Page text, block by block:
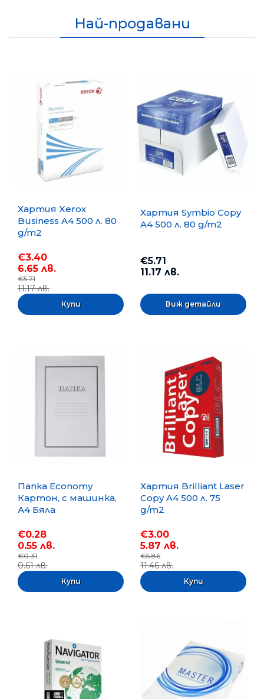
Най-продавани
Хартия Xerox
Business A4 500 л. 80
g/m2
€3.40
6.65 лв.
€5.71
11.17 лв.
Хартия Symbio Copy
A4 500 л. 80 g/m2
€5.71
11.17 лв.
Виж детайли
Папка Economy
Картон, с машинка,
А4 Бяла
€0.28
0.55 лв.
€0.31
0.61 лв.
Хартия Brilliant Laser
Copy A4 500 л. 75
g/m2
€3.00
5.87 лв.
€5.86
11.46 лв.